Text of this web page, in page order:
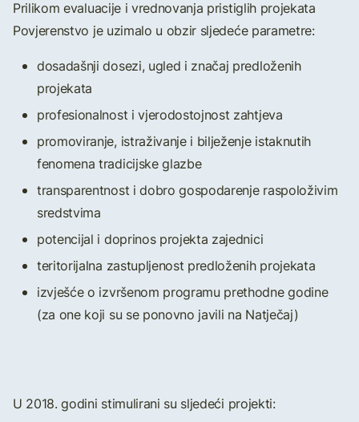
Prilikom evaluacije i vrednovanja pristiglih projekata
Povjerenstvo je uzimalo u obzir sljedeće parametre:
dosadašnji dosezi, ugled i značaj predloženih
projekata
profesionalnost i vjerodostojnost zahtjeva
promoviranje, istraživanje i bilježenje istaknutih
fenomena tradicijske glazbe
transparentnost i dobro gospodarenje raspoloživim
sredstvima
potencijal i doprinos projekta zajednici
teritorijalna zastupljenost predloženih projekata
izvješće o izvršenom programu prethodne godine
(za one koji su se ponovno javili na Natječaj)
U 2018. godini stimulirani su sljedeći projekti: